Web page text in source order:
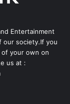
Entertainment
our society.If you
your own on
us at :